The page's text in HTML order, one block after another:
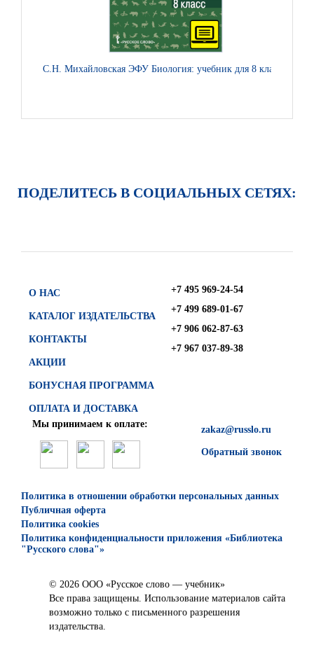
С.Н. Михайловская ЭФУ Биология: учебник для 8 класса.
ПОДЕЛИТЕСЬ В СОЦИАЛЬНЫХ СЕТЯХ:
О НАС
КАТАЛОГ ИЗДАТЕЛЬСТВА
КОНТАКТЫ
АКЦИИ
БОНУСНАЯ ПРОГРАММА
ОПЛАТА И ДОСТАВКА
+7 495 969-24-54
+7 499 689-01-67
+7 906 062-87-63
+7 967 037-89-38
zakaz@russlo.ru
Обратный звонок
Мы принимаем к оплате:
Политика в отношении обработки персональных данных
Публичная оферта
Политика cookies
Политика конфиденциальности приложения «Библиотека
"Русского слова"»
© 2026 ООО «Русское слово — учебник»
Все права защищены. Использование материалов сайта
возможно только с письменного разрешения
издательства.